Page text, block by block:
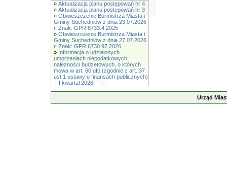
» Aktualizacja planu postępowań nr 4
» Aktualizacja planu postępowań nr 3
» Obwieszczenie Burmistrza Miasta i
Gminy Suchedniów z dnia 23.07.2026
r. Znak: GPR.6733.4.2025
» Obwieszczenie Burmistrza Miasta i
Gminy Suchedniów z dnia 27.07.2026
r. Znak: GPR.6730.97.2026
» Informacja o udzielonych
umorzeniach niepodatkowych
należności budżetowych, o których
mowa w art. 60 ufp (zgodnie z art. 37
ust 1 ustawy o finansach publicznych)
- II kwartał 2026
Urząd